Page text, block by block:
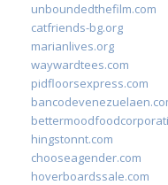
unboundedthefilm.com
catfriends-bg.org
marianlives.org
waywardtees.com
pidfloorsexpress.com
hingstonnt.com
chooseagender.com
hoverboardssale.com